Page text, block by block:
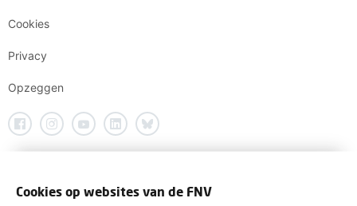
Cookies
Privacy
Opzeggen
Cookies op websites van de FNV